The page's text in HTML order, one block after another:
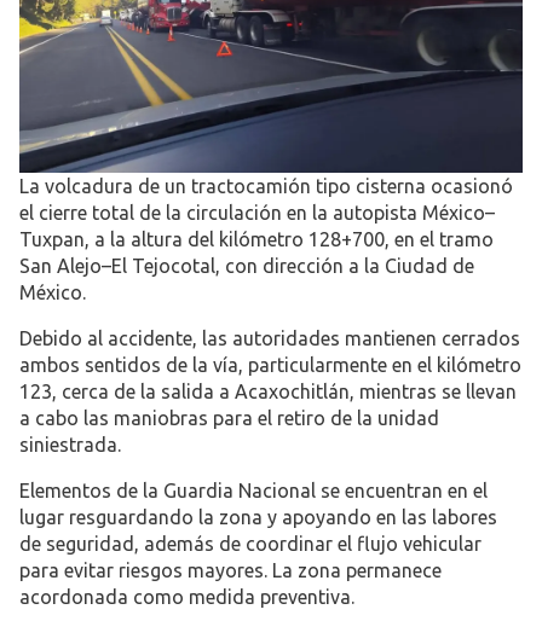
La volcadura de un tractocamión tipo cisterna ocasionó
el cierre total de la circulación en la autopista México–
Tuxpan, a la altura del kilómetro 128+700, en el tramo
San Alejo–El Tejocotal, con dirección a la Ciudad de
México.
Debido al accidente, las autoridades mantienen cerrados
ambos sentidos de la vía, particularmente en el kilómetro
123, cerca de la salida a Acaxochitlán, mientras se llevan
a cabo las maniobras para el retiro de la unidad
siniestrada.
Elementos de la Guardia Nacional se encuentran en el
lugar resguardando la zona y apoyando en las labores
de seguridad, además de coordinar el flujo vehicular
para evitar riesgos mayores. La zona permanece
acordonada como medida preventiva.